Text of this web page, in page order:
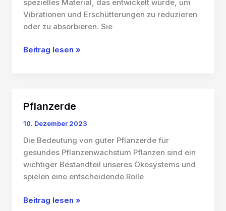
spezielles Material, das entwickelt wurde, um
Vibrationen und Erschütterungen zu reduzieren
oder zu absorbieren. Sie
Antivibrationsmatte
Beitrag lesen »
Pflanzerde
10. Dezember 2023
Die Bedeutung von guter Pflanzerde für
gesundes Pflanzenwachstum Pflanzen sind ein
wichtiger Bestandteil unseres Ökosystems und
spielen eine entscheidende Rolle
Pflanzerde
Beitrag lesen »